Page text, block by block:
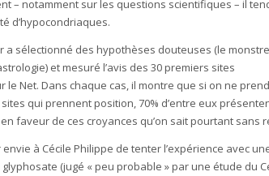
– notamment sur les questions scientifiques – il
d’hypocondriaques.
a sélectionné des hypothèses douteuses (le
et mesuré l’avis des 30 premiers sites
le Net. Dans chaque cas, il montre que si on ne
qui prennent position, 70% d’entre eux
faveur de ces croyances qu’on sait pourtant sans
à Cécile Philippe de tenter l’expérience avec
(jugé « peu probable » par une étude du